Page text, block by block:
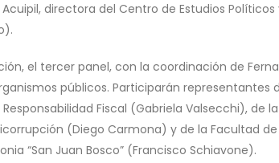
directora del Centro de Estudios
el tercer panel, con la coordinación de
públicos. Participarán representantes
Fiscal (Gabriela Valsecchi), de
(Diego Carmona) y de la Facultad
“San Juan Bosco” (Francisco Schiavone).